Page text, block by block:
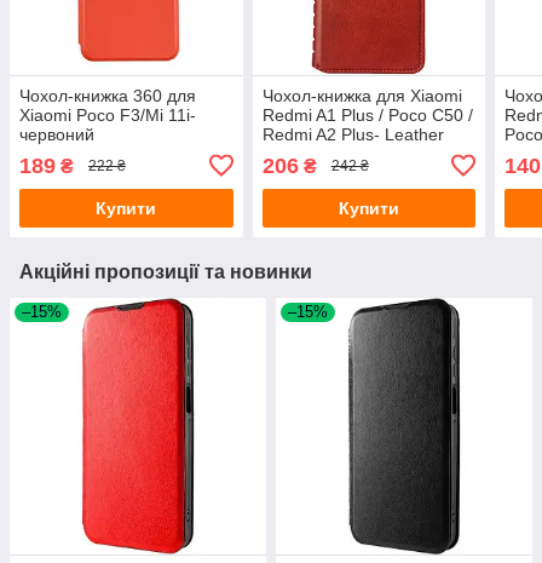
Чохол-книжка 360 для
Xiaomi Poco F3/Mi 11i-
червоний
189 ₴ 222 ₴
Купити
Чохол-книжка для Xiaomi
Redmi A1 Plus / Poco C50 /
Redmi A2 Plus- Leather
206₴ 242 ₴
Купити
140
Акційні пропозиції та новинки
–15% –15%